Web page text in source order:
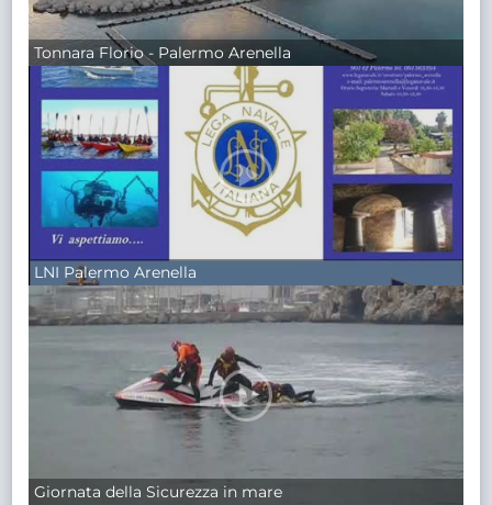
Tonnara Florio - Palermo Arenella
LNI Palermo Arenella
Giornata della Sicurezza in mare